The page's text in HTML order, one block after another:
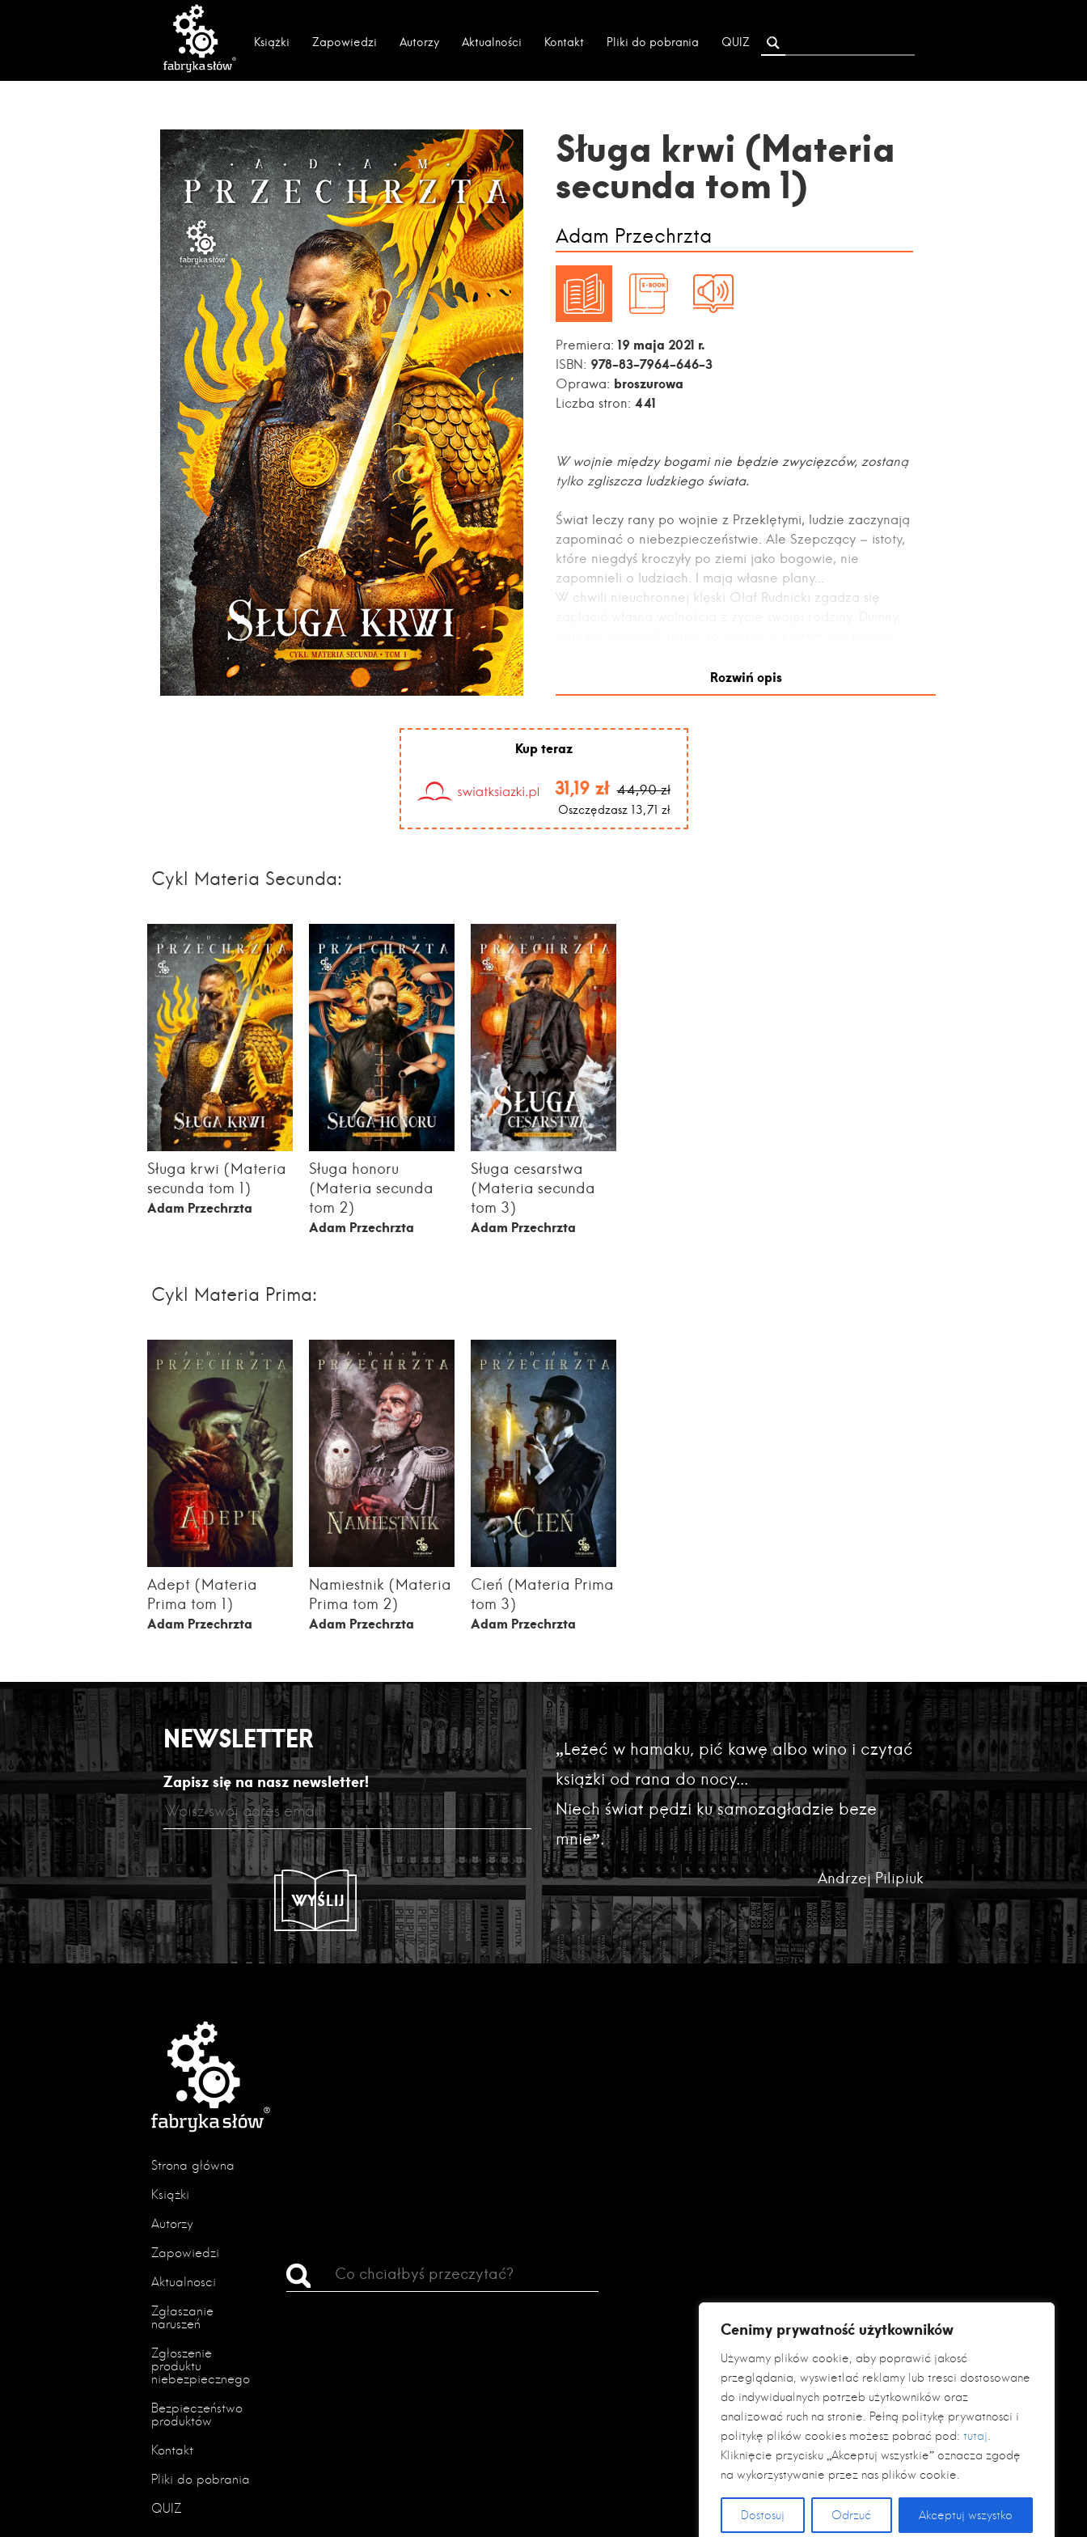
Cenimy prywatność użytkowników
Używamy plików cookie, aby poprawić jakość
przeglądania, wyświetlać reklamy lub treści dostosowane
do indywidualnych potrzeb użytkowników oraz
analizować ruch na stronie. Pełną politykę prywatności i
politykę plików cookies możesz pobrać pod: tutaj.
Kliknięcie przycisku „Akceptuj wszystkie” oznacza zgodę
na wykorzystywanie przez nas plików cookie.
Dostosuj Odrzuć Akceptuj wszystko
Książki Zapowiedzi Autorzy Aktualności Kontakt Pliki do pobrania QUIZ
Sługa krwi (Materia
secunda tom 1)
Adam Przechrzta
Premiera: 19 maja 2021 r.
ISBN: 978-83-7964-646-3
Oprawa: broszurowa
Liczba stron: 441
W wojnie między bogami nie będzie zwycięzców, zostaną
tylko zgliszcza ludzkiego świata.
Świat leczy rany po wojnie z Przeklętymi, ludzie zaczynają
zapominać o niebezpieczeństwie. Ale Szepczący – istoty,
które niegdyś kroczyły po ziemi jako bogowie, nie
zapomnieli o ludziach. I mają własne plany...
W chwili nieuchronnej klęski Olaf Rudnicki zgadza się
Rozpoczyna się wojna, której zasad Rudnicki nie zna, ale
zależy życie. Jego, jego rodziny, jego świata. Jeśli
zawiedzie, choćby przeżył, nie będzie już miał gdzie
Rozwiń opis
Kup teraz
31,19 zł 44,90 zł
Oszczędzasz 13,71 zł
Cykl Materia Secunda:
Sługa krwi (Materia
secunda tom 1)
Adam Przechrzta
Sługa honoru
(Materia secunda
tom 2)
Adam Przechrzta
Sługa cesarstwa
(Materia secunda
tom 3)
Adam Przechrzta
Cykl Materia Prima:
Adept (Materia
Prima tom 1)
Adam Przechrzta
Namiestnik (Materia
Prima tom 2)
Adam Przechrzta
Cień (Materia Prima
tom 3)
Adam Przechrzta
NEWSLETTER
Zapisz się na nasz newsletter!
WYŚLIJ
„Leżeć w hamaku, pić kawę albo wino i czytać
książki od rana do nocy...
Niech świat pędzi ku samozagładzie beze
mnie”.
Andrzej Pilipiuk
Strona główna
Książki
Autorzy
Zapowiedzi
Aktualności
Zgłaszanie
naruszeń
Zgłoszenie
produktu
niebezpiecznego
Bezpieczeństwo
produktów
Kontakt
Pliki do pobrania
QUIZ